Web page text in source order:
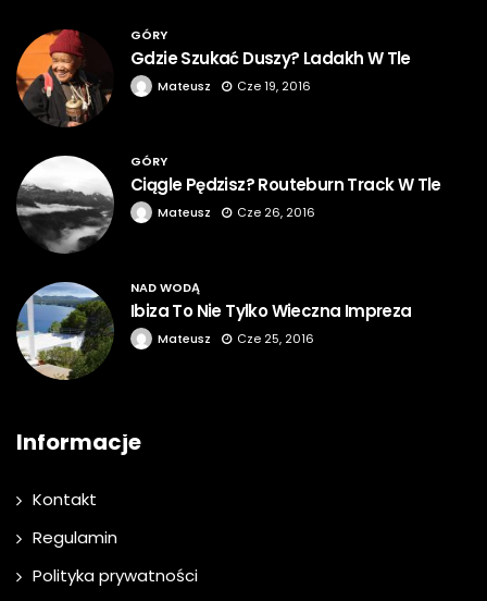
GÓRY
Gdzie Szukać Duszy? Ladakh W Tle
Mateusz Cze 19, 2016
GÓRY
Ciągle Pędzisz? Routeburn Track W Tle
Mateusz Cze 26, 2016
NAD WODĄ
Ibiza To Nie Tylko Wieczna Impreza
Mateusz Cze 25, 2016
Informacje
Kontakt
Regulamin
Polityka prywatności